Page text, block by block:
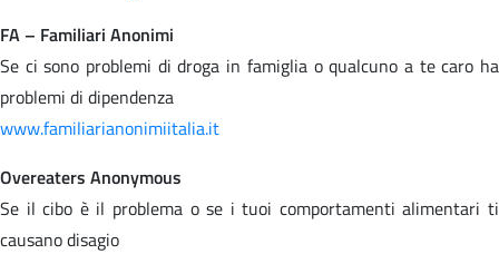
FA – Familiari Anonimi
Se ci sono problemi di droga in famiglia o qualcuno a te caro ha
problemi di dipendenza
www.familiarianonimiitalia.it
Overeaters Anonymous
Se il cibo è il problema o se i tuoi comportamenti alimentari ti
causano disagio